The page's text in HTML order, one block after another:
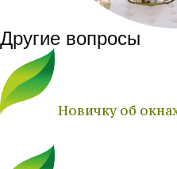
Другие вопросы
Новичку об